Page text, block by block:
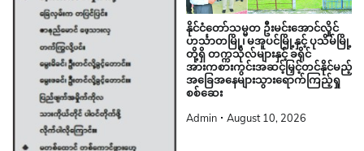
နိုင်ငံတော်သမ္မတ ဦးမင်းအောင်လှိုင်
ဟင်္သာတမြို့၊ မအူပင်မြို့နှင့် ပုသိမ်မြို့
တို့ရှိ တက္ကသိုလ်များနှင့် ခရိုင်
အားကစားကွင်းအဆင့်မြှင့်တင်နိုင်မည့်
အခြေအနေများသွားရောက်ကြည့်ရှု
စစ်ဆေး
Admin August 10, 2026